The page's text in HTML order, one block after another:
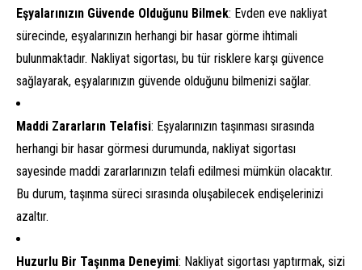
Eşyalarınızın Güvende Olduğunu Bilmek: Evden eve nakliyat
sürecinde, eşyalarınızın herhangi bir hasar görme ihtimali
bulunmaktadır. Nakliyat sigortası, bu tür risklere karşı güvence
sağlayarak, eşyalarınızın güvende olduğunu bilmenizi sağlar.
Maddi Zararların Telafisi: Eşyalarınızın taşınması sırasında
herhangi bir hasar görmesi durumunda, nakliyat sigortası
sayesinde maddi zararlarınızın telafi edilmesi mümkün olacaktır.
Bu durum, taşınma süreci sırasında oluşabilecek endişelerinizi
azaltır.
Huzurlu Bir Taşınma Deneyimi: Nakliyat sigortası yaptırmak, sizi